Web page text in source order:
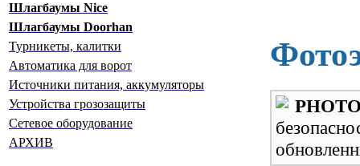
Шлагбаумы Nice
Шлагбаумы Doorhan
Турникеты, калитки
Автоматика для ворот
Источники питания, аккумуляторы
Устройства грозозащиты
Сетевое оборудование
АРХИВ